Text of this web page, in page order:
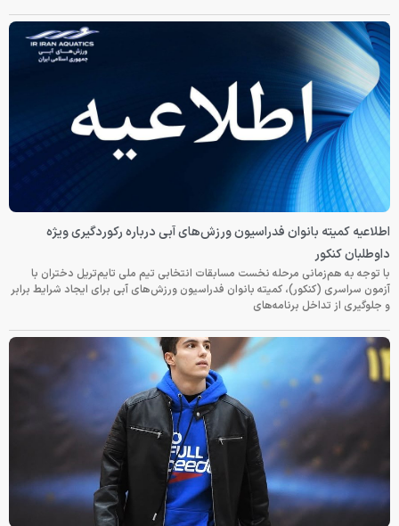
اطلاعیه کمیته بانوان فدراسیون ورزش‌های آبی درباره رکوردگیری ویژه
داوطلبان کنکور
با توجه به هم‌زمانی مرحله نخست مسابقات انتخابی تیم ملی تایم‌تریل دختران با
آزمون سراسری (کنکور)، کمیته بانوان فدراسیون ورزش‌های آبی برای ایجاد شرایط برابر
و جلوگیری از تداخل برنامه‌های